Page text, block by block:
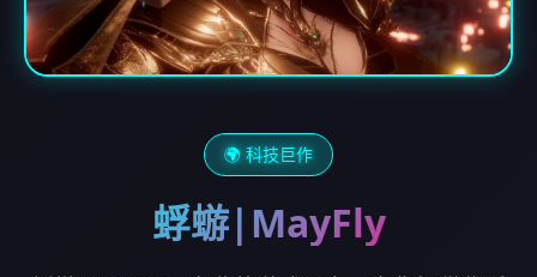
🌍 科技巨作
蜉蝣|MayFly